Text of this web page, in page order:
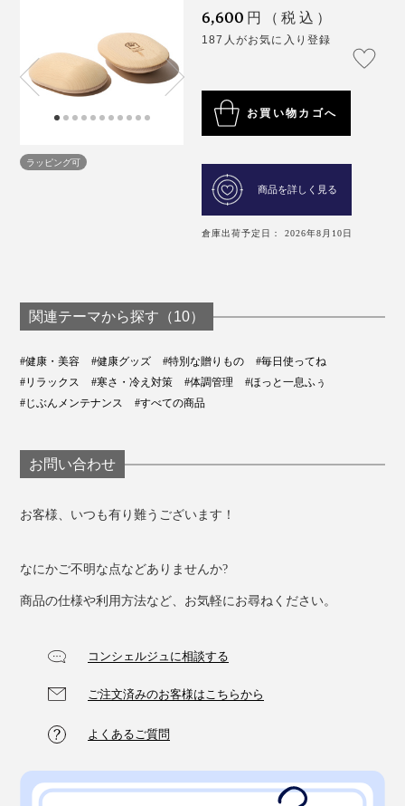
ラッピング可
6,600 円（税込）
187人がお気に入り登録
お買い物カゴへ
商品を詳しく見る
倉庫出荷予定日： 2026年8月10日
関連テーマから探す（10）
#健康・美容 #健康グッズ #特別な贈りもの
#毎日使ってね
#リラックス
#寒さ・冷え対策 #体調管理
#ほっと一息ふぅ
#じぶんメンテナンス
#すべての商品
お問い合わせ
お客様、いつも有り難うございます！
なにかご不明な点などありませんか?
商品の仕様や利用方法など、お気軽にお尋ねください。
コンシェルジュに相談する
ご注文済みのお客様はこちらから
よくあるご質問